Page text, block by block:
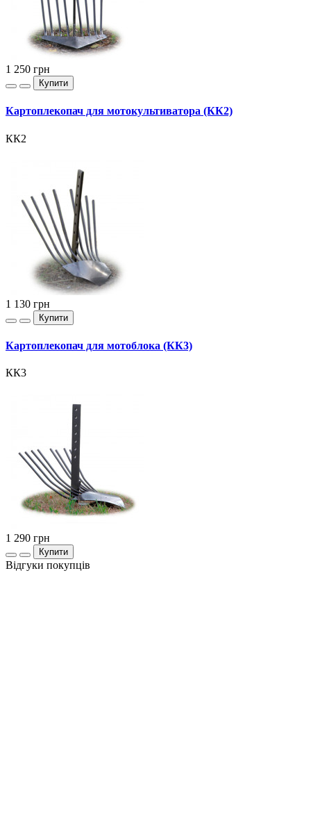
1 250 грн
Купити
Картоплекопач для мотокультиватора (КК2)
КК2
1 130 грн
Купити
Картоплекопач для мотоблока (КК3)
КК3
1 290 грн
Купити
Відгуки покупців